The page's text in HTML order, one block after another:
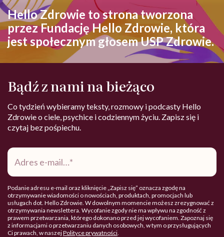
Hello Zdrowie to strona tworzona
przez Fundację Hello Zdrowie, która
jest społecznym głosem USP Zdrowie.
Bądź z nami na bieżąco
Co tydzień wybieramy teksty, rozmowy i podcasty Hello
Zdrowie o ciele, psychice i codziennym życiu. Zapisz się i
czytaj bez pośpiechu.
Adres
mail*
Podanie adresu e-mail oraz kliknięcie „Zapisz się” oznacza zgodę na
otrzymywanie wiadomości o nowościach, produktach, promocjach lub
usługach dot. Hello Zdrowie. W dowolnym momencie możesz zrezygnować z
otrzymywania newslettera. Wycofanie zgody nie ma wpływu na zgodność z
prawem przetwarzania, którego dokonano przed jej wycofaniem. Zapoznaj się
z informacjami o przetwarzaniu danych osobowych, w tym o przysługujących
Ci prawach, w naszejPolityce prywatności.